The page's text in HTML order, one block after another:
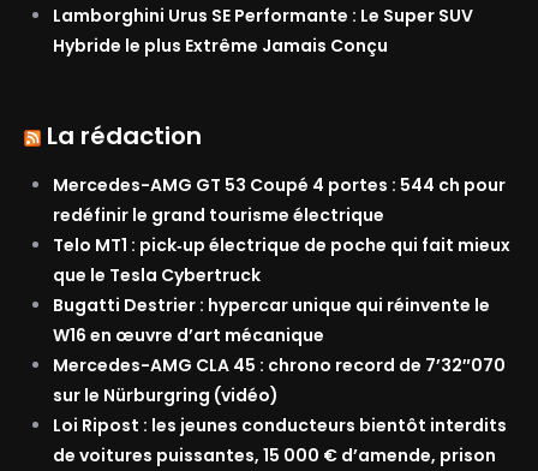
Lamborghini Urus SE Performante : Le Super SUV
Hybride le plus Extrême Jamais Conçu
La rédaction
Mercedes-AMG GT 53 Coupé 4 portes : 544 ch pour
redéfinir le grand tourisme électrique
Telo MT1 : pick‑up électrique de poche qui fait mieux
que le Tesla Cybertruck
Bugatti Destrier : hypercar unique qui réinvente le
W16 en œuvre d’art mécanique
Mercedes-AMG CLA 45 : chrono record de 7’32″070
sur le Nürburgring (vidéo)
Loi Ripost : les jeunes conducteurs bientôt interdits
de voitures puissantes, 15 000 € d’amende, prison